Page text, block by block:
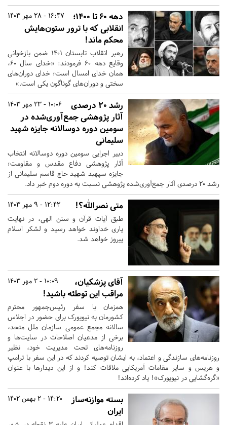
16:47 - 28 مهر 1403
دهه ۶۰ تا ۱۴۰۰؛
انقلابی که با ترور ستون‌هایش
محکم ماند!
رهبر انقلاب تابستان ۱۴۰۱ ضمن بازخوانی
وقایع دهه ۶۰ فرمودند: «خدای سال ۶۰،
همان خدای امسال است؛ خدای دوران‌های
سختی و دوران‌های گوناگون یکی است.»
10:06 - 23 مهر 1403
رشد ۲۰ درصدی
آثار پژوهشی جمع‌آوری‌شده در
سومین دوره دوسالانه جایزه شهید
سلیمانی
دبیر اجرایی سومین دوره دوسالانه انتخاب
آثار پژوهشی دفاع مقدس و مقاومت؛
جایزه سپهبد شهید حاج قاسم سلیمانی از
رشد ۲۰ درصدی آثار جمع‌آوری‌شده پژوهشی نسبت به دوره دوم خبر داد.
12:42 - 9 مهر 1403 متی نصرالله؟!
طبق آیات قرآن و سنن الهی، در نهایت
یاری خداوند خواهد رسید و لشکر اسلام
پیروز خواهد شد.
10:09 - 2 مهر 1403
آقای پزشکیان،
مراقب این توطئه باشید!
همزمان با سفر رئیس‌جمهور محترم
کشورمان به نیویورک برای حضور در اجلاس
سالانه مجمع عمومی سازمان ملل متحد،
برخی از مدعیان اصلاحات در سایت‌ها و
روزنامه‌های تحت مدیریت خود، نظیر
روزنامه‌های سازندگی و اعتماد، به ایشان توصیه کردند که در این سفر با ترامپ
و هریس و سایر مقامات آمریکایی ملاقات کند! و از این دیدارها با عنوان
«‌گره‌گشایی در نیویورک‌»! یاد کرده‌اند!
14:20 - 2 بهمن 1402
بسته موازنه‌ساز
ایران